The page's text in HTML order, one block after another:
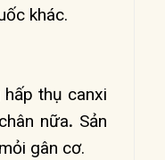
khác.
thụ canxi
nữa. Sản
gân cơ.